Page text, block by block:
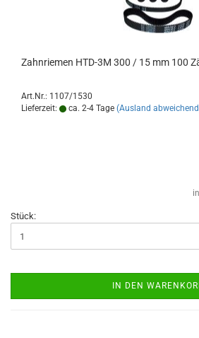
Zahnriemen HTD-3M 300 / 15 mm 100
Art.Nr.: 1107/1530
Lieferzeit:
ca. 2-4 Tage (Ausland
Stück:
IN DEN